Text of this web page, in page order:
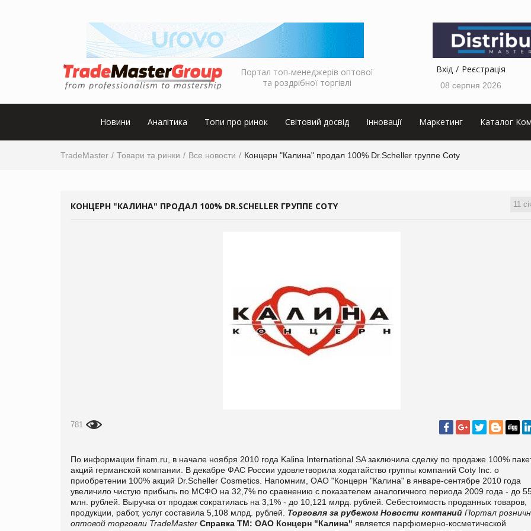
Портал топ-менеджерів оптової
та роздрібної торгівлі
Вхід Реєстрація
08 серпня 2026
Новини Аналітика Топи про ринок Світовий досвід Інновації Маркетинг Каталог
TradeMaster Товари та ринки Все новости Концерн "Калина" продал 100% Dr.Scheller группе Coty
11
КОНЦЕРН "КАЛИНА" ПРОДАЛ 100% DR.SCHELLER ГРУППЕ COTY
781
По информации finam.ru, в начале ноября 2010 года Kalina International SA заключила сделку по продаже 100%
акций германской компании. В декабре ФАС России удовлетворила ходатайство группы компаний Coty Inc. о
приобретении 100% акций Dr.Scheller Cosmetics. Напомним, ОАО "Концерн "Калина" в январе-сентябре 2010 года
увеличило чистую прибыль по МСФО на 32,7% по сравнению с показателем аналогичного периода 2009 года - до
млн. рублей. Выручка от продаж сократилась на 3,1% - до 10,121 млрд. рублей. Себестоимость проданных товаров,
продукции, работ, услуг составила 5,108 млрд. рублей. Торговля за рубежом Новости компаний Портал
оптовой торговли TradeMaster Справка ТМ: ОАО Концерн "Калина" является парфюмерно-косметической